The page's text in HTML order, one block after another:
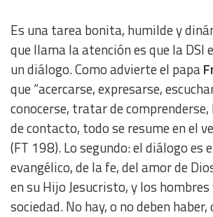
Es una tarea bonita, humilde y
que llama la atención es que la DSI
un diálogo. Como advierte el papa
que “acercarse, expresarse,
conocerse, tratar de
de contacto, todo se resume en el
(FT 198). Lo segundo: el diálogo es
evangélico, de la fe, del amor de
en su Hijo Jesucristo, y los
sociedad. No hay, o no deben